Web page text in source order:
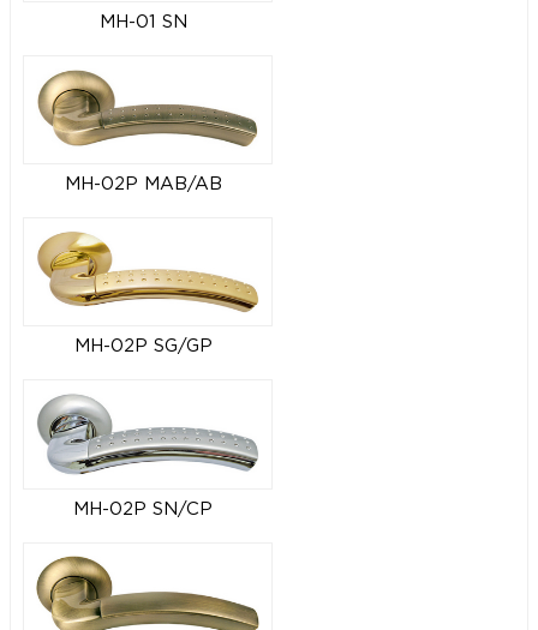
MH-01 SN
MH-02P MAB/AB
MH-02P SG/GP
MH-02P SN/CP